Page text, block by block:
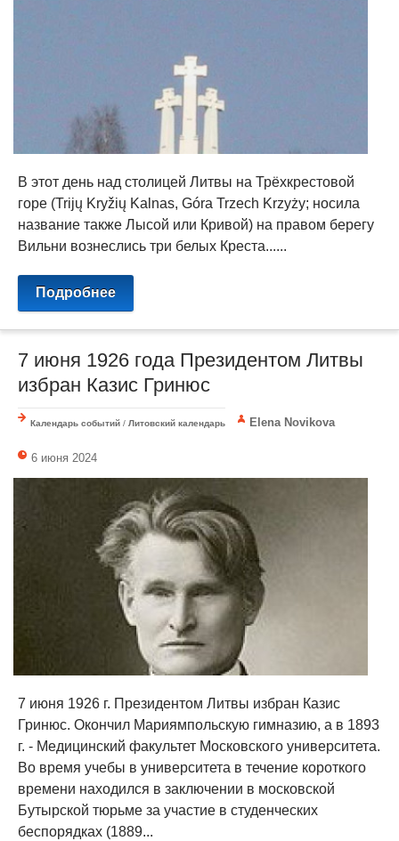
В этот день над столицей Литвы на Трёхкрестовой
горе (Trijų Kryžių Kalnas, Góra Trzech Krzyży; носила
название также Лысой или Кривой) на правом берегу
Вильни вознеслись три белых Креста......
Подробнее
7 июня 1926 года Президентом Литвы
избран Казис Гринюс
Календарь событий / Литовский календарь Elena Novikova
6 июня 2024
7 июня 1926 г. Президентом Литвы избран Казис
Гринюс. Окончил Мариямпольскую гимназию, а в 1893
г. - Медицинский факультет Московского университета.
Во время учебы в университета в течение короткого
времени находился в заключении в московской
Бутырской тюрьме за участие в студенческих
беспорядках (1889...